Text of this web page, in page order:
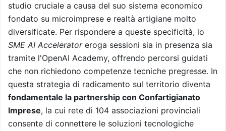
studio cruciale a causa del suo sistema economico
fondato su microimprese e realtà artigiane molto
diversificate. Per rispondere a queste specificità, lo
SME AI Acceleratoreroga sessioni sia in presenza sia
tramite l'OpenAI Academy, offrendo percorsi guidati
che non richiedono competenze tecniche pregresse. In
questa strategia di radicamento sul territorio diventa
fondamentale la partnership con Confartigianato
Imprese, la cui rete di 104 associazioni provinciali
consente di connettere le soluzioni tecnologiche